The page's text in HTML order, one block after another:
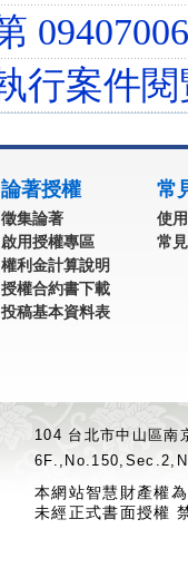
行案件
論著授權
徵集論著
啟用授權專區
權利金計算說明
授權合約書下載
投稿基本資料表
常
使
常
104 台北市中山區
本網站智慧財產權
未經正式書面授權